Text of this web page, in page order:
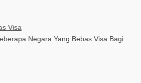
Visa
Negara Yang Bebas Visa Bagi